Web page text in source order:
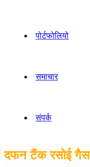
पोर्टफोलियो
समाचार
संपर्क
दफन टैंक रसोई गैस